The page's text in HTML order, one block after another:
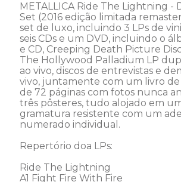
METALLICA Ride The Lightning -
Set (2016 edição limitada
set de luxo, incluindo 3 LPs de
seis CDs e um DVD, incluindo o
e CD, Creeping Death Picture
The Hollywood Palladium LP
ao vivo, discos de entrevistas e
vivo, juntamente com um livro de
de 72 páginas com fotos nunca
três pôsteres, tudo alojado em
gramatura resistente com um
numerado individual.
Repertório doa LPs:
Ride The Lightning
A1 Fight Fire With Fire